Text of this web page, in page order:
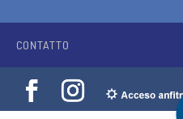
CONTATTO